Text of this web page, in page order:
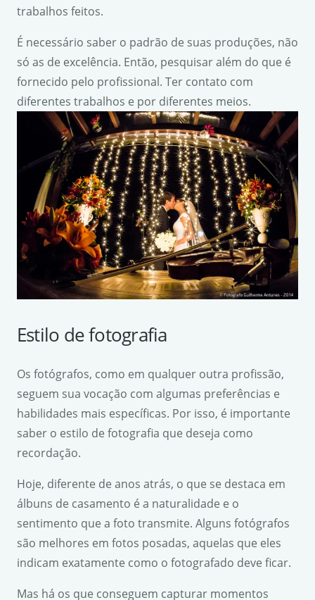
trabalhos feitos.
É necessário saber o padrão de suas produções, não
só as de excelência. Então, pesquisar além do que é
fornecido pelo profissional. Ter contato com
diferentes trabalhos e por diferentes meios.
Estilo de fotografia
Os fotógrafos, como em qualquer outra profissão,
seguem sua vocação com algumas preferências e
habilidades mais específicas. Por isso, é importante
saber o estilo de fotografia que deseja como
recordação.
Hoje, diferente de anos atrás, o que se destaca em
álbuns de casamento é a naturalidade e o
sentimento que a foto transmite. Alguns fotógrafos
são melhores em fotos posadas, aquelas que eles
indicam exatamente como o fotografado deve ficar.
Mas há os que conseguem capturar momentos